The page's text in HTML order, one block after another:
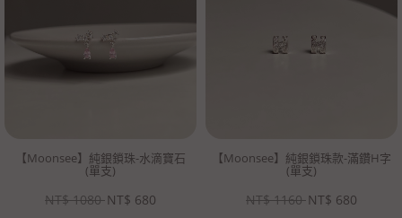
【Moonsee】純銀鎖珠-水滴寶石
(單支)
NT$ 1080 NT$ 680
【Moonsee】純銀鎖珠款-滿鑽H字
(單支)
NT$ 1160 NT$ 680